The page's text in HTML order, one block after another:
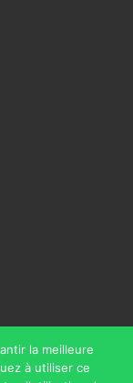
la meilleure
à utiliser ce